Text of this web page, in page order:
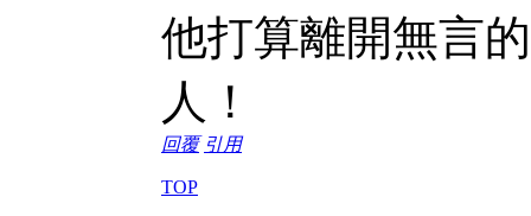
他打算離開無言
人！
回覆 引用
TOP